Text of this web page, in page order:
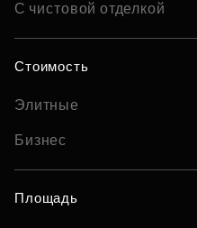
С чистовой отделкой
Стоимость
Элитные
Бизнес
Площадь